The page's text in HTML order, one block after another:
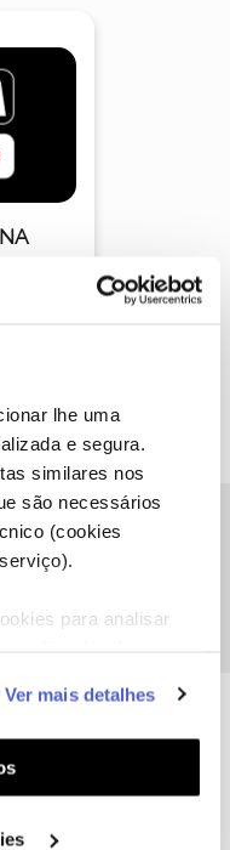
lhe uma
e segura.
similares nos
são necessários
(cookies
para analisar
e
aos seus interesses
Pode gerir a
"Configurar
Ver mais detalhes